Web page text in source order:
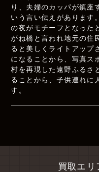
り、夫婦のカッパが鎮座
いう言い伝えがあります
の夜がモチーフとなった
がね橋と言われ地元の住
ると美しくライトアップ
になることから、写真ス
村を再現した遠野ふるさ
ることから、子供連れに
す。
買取エリ